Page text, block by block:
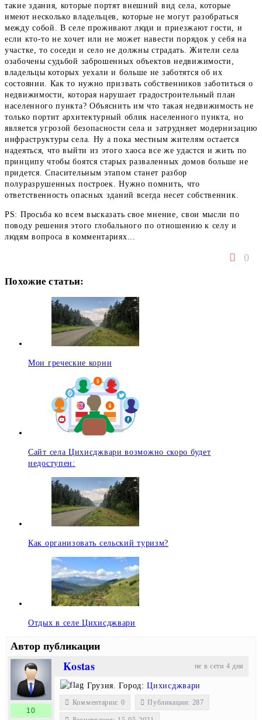
такие здания, которые портят внешний вид села, которые
имеют несколько владельцев, которые не могут разобраться
между собой. В селе проживают люди и приезжают гости, и
если кто-то не хочет или не может навести порядок у себя на
участке, то соседи и село не должны страдать. Жители села
озабочены судьбой заброшенных объектов недвижимости,
владельцы которых уехали и больше не заботятся об их
состоянии. Как то нужно призвать собственников заботиться о
недвижимости, которая нарушает градостроительный план
населенного пункта? Объяснить им что такая недвижимость не
только портит архитектурный облик населенного пункта, но
является угрозой безопасности села и затрудняет модернизацию
инфраструктуры села. Ну а пока местным жителям остается
надеяться, что выйти из этого хаоса все же удастся и жить по
принципу чтобы боятся старых разваленных домов больше не
придется. Спасительным этапом станет разбор
полуразрушенных построек. Нужно помнить, что
ответственность опасных зданий всегда несет собственник.
PS: Просьба ко всем высказать свое мнение, свои мысли по
поводу решения этого глобального по отношению к селу и
людям вопроса в комментариях...
0
Похожие статьи:
Мои греческие корни
Сайт села Цихисджвари возможно скоро будет
недоступен:
Как организовать сельский туризм?
Отдых в селе Цихисджвари
Автор публикации
не в сети 4 дня
Kostas
10
Грузия.Город:Цихисджвари
Комментарии: 0 Публикации: 287